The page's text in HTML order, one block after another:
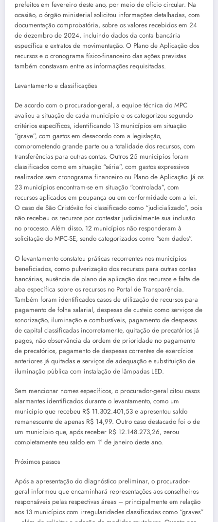
prefeitos em fevereiro deste ano, por meio de ofício circular. Na
ocasião, o órgão ministerial solicitou informações detalhadas, com
documentação comprobatória, sobre os valores recebidos em 24
de dezembro de 2024, incluindo dados da conta bancária
específica e extratos de movimentação. O Plano de Aplicação dos
recursos e o cronograma físico-financeiro das ações previstas
também constavam entre as informações requisitadas.
Levantamento e classificações
De acordo com o procurador-geral, a equipe técnica do MPC
avaliou a situação de cada município e os categorizou segundo
critérios específicos, identificando 13 municípios em situação
“grave”, com gastos em desacordo com a legislação,
comprometendo grande parte ou a totalidade dos recursos, com
transferências para outras contas. Outros 25 municípios foram
classificados como em situação “séria”, com gastos expressivos
realizados sem cronograma financeiro ou Plano de Aplicação. Já os
23 municípios encontram-se em situação “controlada”, com
recursos aplicados em poupança ou em conformidade com a lei.
O caso de São Cristóvão foi classificado como “judicializado”, pois
não recebeu os recursos por contestar judicialmente sua inclusão
no processo. Além disso, 12 municípios não responderam à
solicitação do MPC-SE, sendo categorizados como “sem dados”.
O levantamento constatou práticas recorrentes nos municípios
beneficiados, como pulverização dos recursos para outras contas
bancárias, ausência de plano de aplicação dos recursos e falta de
aba específica sobre os recursos no Portal de Transparência.
Também foram identificados casos de utilização de recursos para
pagamento de folha salarial, despesas de custeio como serviços de
sonorização, iluminação e combustíveis, pagamento de despesas
de capital classificadas incorretamente, quitação de precatórios já
pagos, não observância da ordem de prioridade no pagamento
de precatórios, pagamento de despesas correntes de exercícios
anteriores já quitadas e serviços de adequação e substituição de
iluminação pública com instalação de lâmpadas LED.
Sem mencionar nomes específicos, o procurador-geral citou casos
alarmantes identificados durante o levantamento, como um
município que recebeu R$ 11.302.401,53 e apresentou saldo
remanescente de apenas R$ 14,99. Outro caso destacado foi o de
um município que, após receber R$ 12.148.273,26, zerou
completamente seu saldo em 1º de janeiro deste ano.
Próximos passos
Após a apresentação do diagnóstico preliminar, o procurador-
geral informou que encaminhará representações aos conselheiros
responsáveis pelas respectivas áreas – principalmente em relação
aos 13 municípios com irregularidades classificadas como “graves”